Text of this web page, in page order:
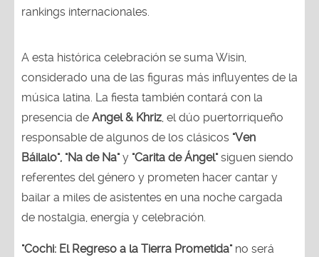
rankings internacionales.
A esta histórica celebración se suma Wisin,
considerado una de las figuras más influyentes de la
música latina. La fiesta también contará con la
presencia de Angel & Khriz, el dúo puertorriqueño
responsable de algunos de los clásicos "Ven
Báilalo", "Na de Na"y "Carita de Ángel"siguen siendo
referentes del género y prometen hacer cantar y
bailar a miles de asistentes en una noche cargada
de nostalgia, energía y celebración.
"Cochi: El Regreso a la Tierra Prometida" no será